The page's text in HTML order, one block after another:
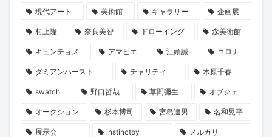
現代アート 美術館 ギャラリー 企画展
村上隆 奈良美智 ドローイング 森美術館
キュンチョメ アマビエ 江頭誠 コロナ
ダミアンハースト チャリティ 木原千春
swatch 野口哲哉 草間彌生 オブジェ
オークション 杉本博司 宮島達男 名和晃平
展示会 instinctoy メルカリ